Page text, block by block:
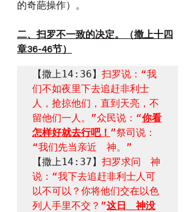
的奇葩操作）。
二、扫罗不一致的决定。（撒上十四
章36-46节）
【撒上14:36】 扫罗说：“我
们不如夜里下去追赶非利士
人，抢掠他们，直到天亮，不
留他们一人。”众民说：“你看
怎样好就去行吧！ ”祭司说：
“我们先当亲近　神。”
【撒上14:37】 扫罗求问　神
说：“我下去追赶非利士人可
以不可以？你将他们交在以色
列人手里不交？”这日　神没